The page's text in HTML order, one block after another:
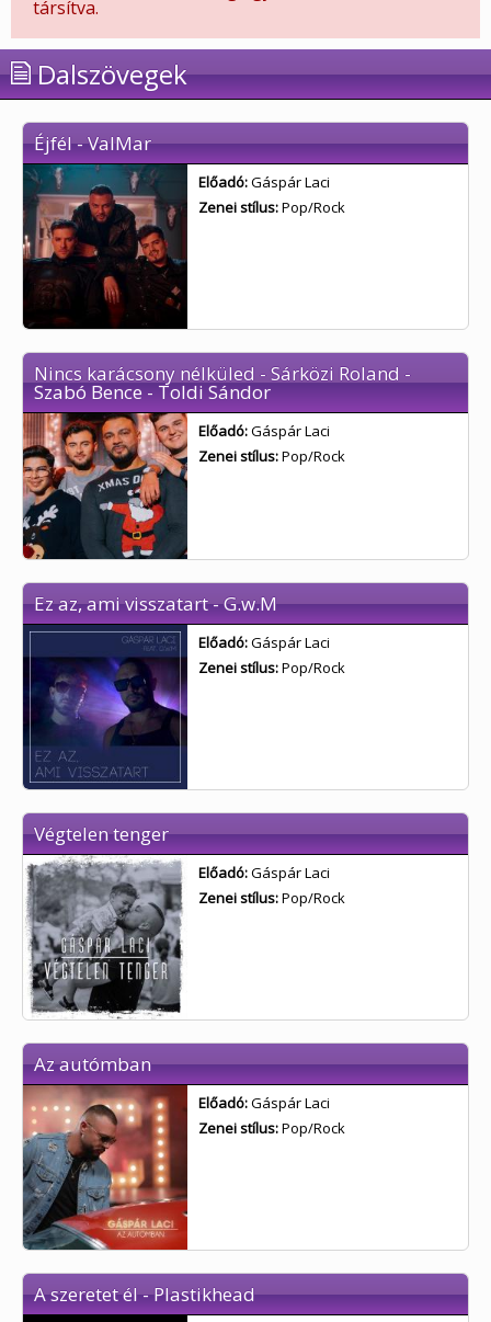
társítva.
Dalszövegek
Éjfél - ValMar
Előadó:Gáspár Laci
Zenei stílus:Pop/Rock
Nincs karácsony nélküled - Sárközi Roland -
Szabó Bence - Toldi Sándor
Előadó:Gáspár Laci
Zenei stílus:Pop/Rock
Ez az, ami visszatart - G.w.M
Előadó:Gáspár Laci
Zenei stílus:Pop/Rock
Végtelen tenger
Előadó:Gáspár Laci
Zenei stílus:Pop/Rock
Az autómban
Előadó:Gáspár Laci
Zenei stílus:Pop/Rock
A szeretet él - Plastikhead